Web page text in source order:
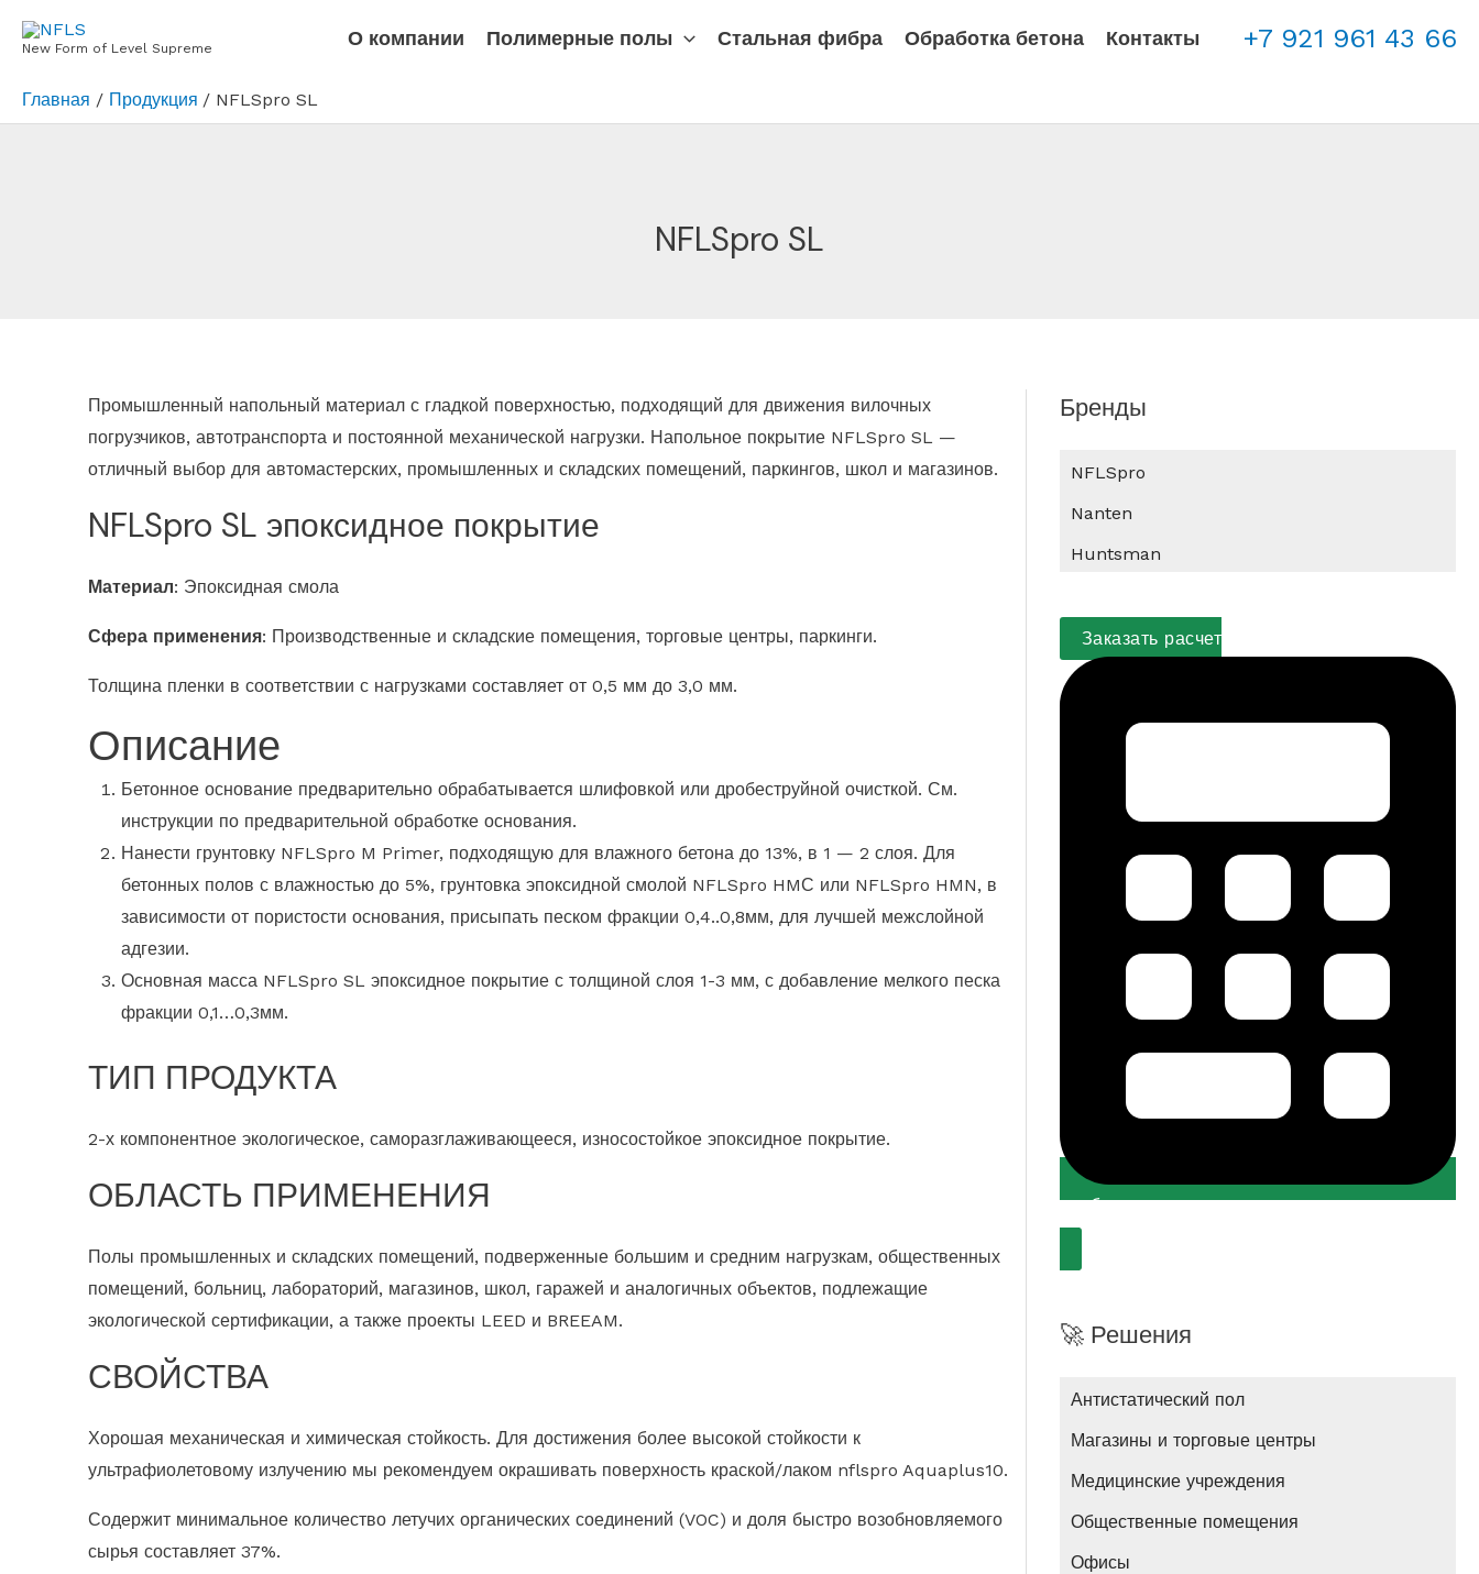
New Form of Level Supreme О компании Полимерные полы Стальная фибра Обработка бетона Контакты +7 921 961 43 66
Главная Продукция NFLSpro SL
NFLSpro SL
Промышленный напольный материал с гладкой поверхностью, подходящий для движения вилочных
погрузчиков, автотранспорта и постоянной механической нагрузки. Напольное покрытие NFLSpro SL —
отличный выбор для автомастерских, промышленных и складских помещений, паркингов, школ и магазинов.
NFLSpro SL эпоксидное покрытие
Материал: Эпоксидная смола
Сфера применения: Производственные и складские помещения, торговые центры, паркинги.
Толщина пленки в соответствии с нагрузками составляет от 0,5 мм до 3,0 мм.
Описание
Бетонное основание предварительно обрабатывается шлифовкой или дробеструйной очисткой. См.
инструкции по предварительной обработке основания.
Нанести грунтовку NFLSpro M Primer, подходящую для влажного бетона до 13%, в 1 — 2 слоя. Для
бетонных полов с влажностью до 5%, грунтовка эпоксидной смолой NFLSpro HMС или NFLSpro HMN, в
зависимости от пористости основания, присыпать песком фракции 0,4..0,8мм, для лучшей межслойной
адгезии.
Основная масса NFLSpro SL эпоксидное покрытие с толщиной слоя 1-3 мм, с добавление мелкого песка
фракции 0,1…0,3мм.
ТИП ПРОДУКТА
2-х компонентное экологическое, саморазглаживающееся, износостойкое эпоксидное покрытие.
ОБЛАСТЬ ПРИМЕНЕНИЯ
Полы промышленных и складских помещений, подверженные большим и средним нагрузкам, общественных
помещений, больниц, лабораторий, магазинов, школ, гаражей и аналогичных объектов, подлежащие
экологической сертификации, а также проекты LEED и BREEAM.
СВОЙСТВА
Хорошая механическая и химическая стойкость. Для достижения более высокой стойкости к
ультрафиолетовому излучению мы рекомендуем окрашивать поверхность краской/лаком nflspro Aquaplus10.
Содержит минимальное количество летучих органических соединений (VOC) и доля быстро возобновляемого
сырья составляет 37%.
Бренды
NFLSpro
Nanten
Huntsman
Заказать расчет
подберем лучшее решение
🚀 Решения
Антистатический пол
Магазины и торговые центры
Медицинские учреждения
Общественные помещения
Офисы